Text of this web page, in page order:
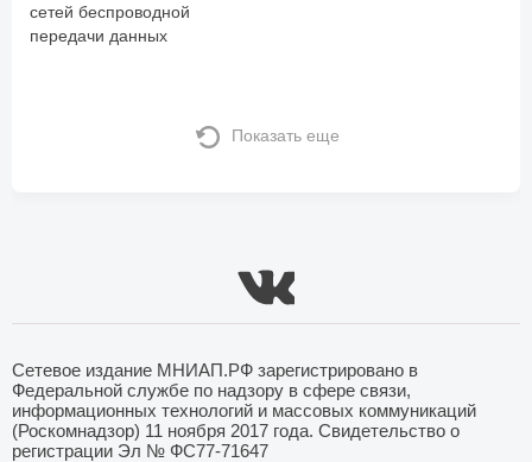
сетей беспроводной
передачи данных
Показать еще
Сетевое издание МНИАП.РФ зарегистрировано в
Федеральной службе по надзору в сфере связи,
информационных технологий и массовых коммуникаций
(Роскомнадзор) 11 ноября 2017 года. Свидетельство о
регистрации Эл № ФС77-71647